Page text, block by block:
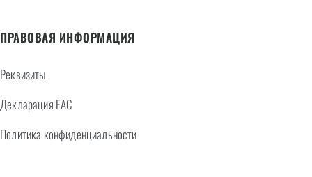
ПРАВОВАЯ ИНФОРМАЦИЯ
Реквизиты
Декларация EAC
Политика конфиденциальности